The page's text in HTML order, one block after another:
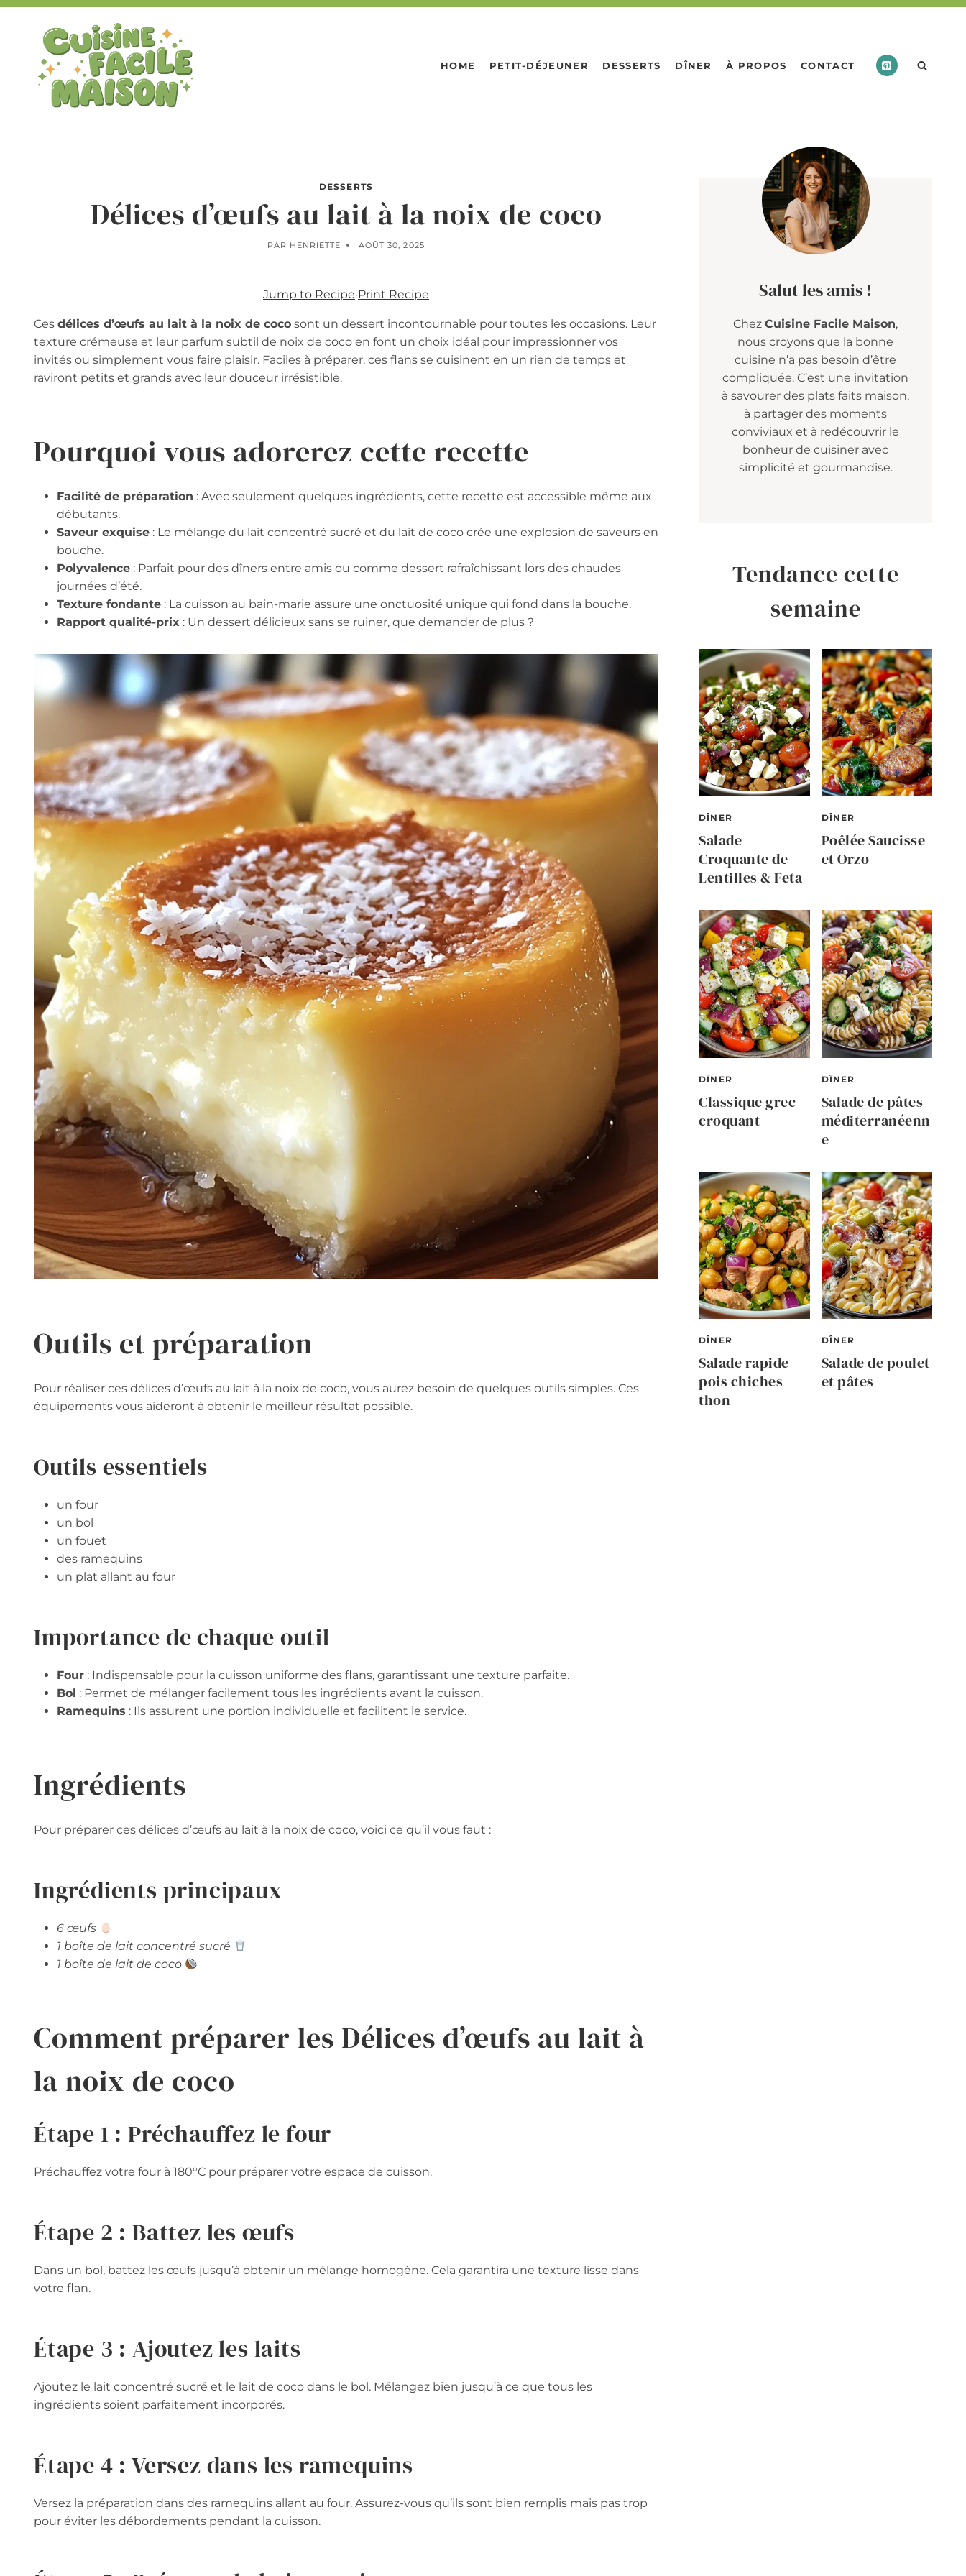
Aller
contenu
HOME PETIT-DÉJEUNER DESSERTS DÎNER À PROPOS CONTACT
DESSERTS
Délices d’œufs au lait à la noix de coco
PAR HENRIETTE AOÛT 30, 2025
Jump to Recipe·Print Recipe
Ces délices d’œufs au lait à la noix de coco sont un dessert incontournable pour toutes les occasions. Leur
texture crémeuse et leur parfum subtil de noix de coco en font un choix idéal pour impressionner vos
invités ou simplement vous faire plaisir. Faciles à préparer, ces flans se cuisinent en un rien de temps et
raviront petits et grands avec leur douceur irrésistible.
Pourquoi vous adorerez cette recette
Facilité de préparation : Avec seulement quelques ingrédients, cette recette est accessible même aux
débutants.
Saveur exquise : Le mélange du lait concentré sucré et du lait de coco crée une explosion de saveurs en
bouche.
Polyvalence : Parfait pour des dîners entre amis ou comme dessert rafraîchissant lors des chaudes
journées d’été.
Texture fondante : La cuisson au bain-marie assure une onctuosité unique qui fond dans la bouche.
Rapport qualité-prix : Un dessert délicieux sans se ruiner, que demander de plus ?
Outils et préparation
Pour réaliser ces délices d’œufs au lait à la noix de coco, vous aurez besoin de quelques outils simples. Ces
équipements vous aideront à obtenir le meilleur résultat possible.
Outils essentiels
un four
un bol
un fouet
des ramequins
un plat allant au four
Importance de chaque outil
Four : Indispensable pour la cuisson uniforme des flans, garantissant une texture parfaite.
Bol : Permet de mélanger facilement tous les ingrédients avant la cuisson.
Ramequins : Ils assurent une portion individuelle et facilitent le service.
Ingrédients
Pour préparer ces délices d’œufs au lait à la noix de coco, voici ce qu’il vous faut :
Ingrédients principaux
6 œufs
1 boîte de lait concentré sucré
1 boîte de lait de coco
Comment préparer les Délices d’œufs au lait à
la noix de coco
Étape 1 : Préchauffez le four
Préchauffez votre four à 180°C pour préparer votre espace de cuisson.
Étape 2 : Battez les œufs
Dans un bol, battez les œufs jusqu’à obtenir un mélange homogène. Cela garantira une texture lisse dans
votre flan.
Étape 3 : Ajoutez les laits
Ajoutez le lait concentré sucré et le lait de coco dans le bol. Mélangez bien jusqu’à ce que tous les
ingrédients soient parfaitement incorporés.
Étape 4 : Versez dans les ramequins
Versez la préparation dans des ramequins allant au four. Assurez-vous qu’ils sont bien remplis mais pas trop
pour éviter les débordements pendant la cuisson.
Salut les amis !
Chez Cuisine Facile Maison,
nous croyons que la bonne
cuisine n’a pas besoin d’être
compliquée. C’est une invitation
à savourer des plats faits maison,
à partager des moments
conviviaux et à redécouvrir le
bonheur de cuisiner avec
simplicité et gourmandise.
Tendance cette
semaine
DÎNER
Salade
Croquante de
Lentilles & Feta
DÎNER
Poêlée Saucisse
et Orzo
DÎNER
Classique grec
croquant
DÎNER
Salade de pâtes
méditerranéenn
e
DÎNER
Salade rapide
pois chiches
thon
DÎNER
Salade de poulet
et pâtes